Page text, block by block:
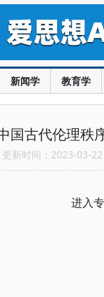
新闻学 教育学
国古代伦理秩
新时间：2023-03-
进入